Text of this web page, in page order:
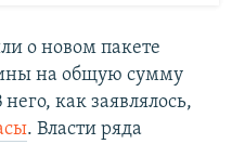
о новом пакете
на общую сумму
как заявлялось,
. Власти ряда